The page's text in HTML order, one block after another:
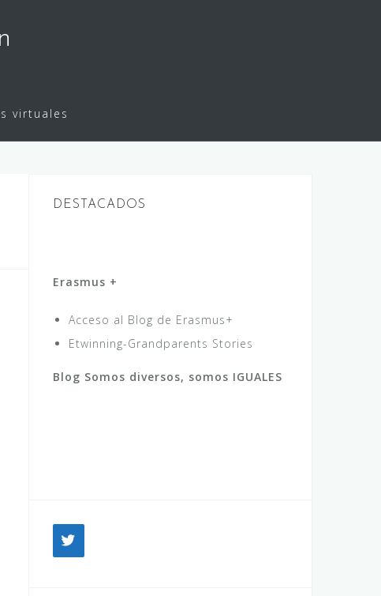
virtuales
DESTACADOS
Erasmus +
Acceso al Blog de Erasmus+
Etwinning-Grandparents Stories
Blog Somos diversos, somos IGUALES